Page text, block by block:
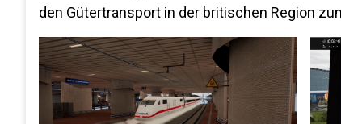
den Gütertransport in der britischen Region